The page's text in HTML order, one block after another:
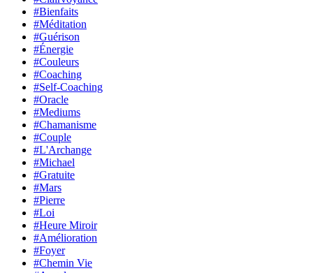
#Bienfaits
#Méditation
#Guérison
#Énergie
#Couleurs
#Coaching
#Self-Coaching
#Oracle
#Mediums
#Chamanisme
#Couple
#L'Archange
#Michael
#Gratuite
#Mars
#Pierre
#Loi
#Heure Miroir
#Amélioration
#Foyer
#Chemin Vie